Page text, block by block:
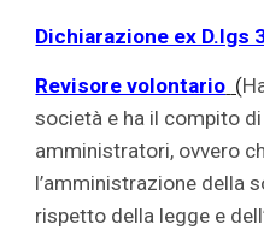
Dichiarazione ex D.lgs
Revisore volontario (
società e ha il compito
amministratori, ovvero
l’amministrazione della
rispetto della legge e